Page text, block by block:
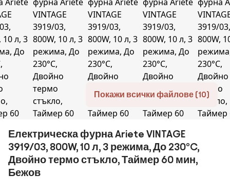
Покажи всички файлове (10)
Електрическа фурна Ariete VINTAGE
3919/03, 800W, 10 л, 3 режима, До 230°C,
Двойно термо стъкло, Таймер 60 мин,
Бежов